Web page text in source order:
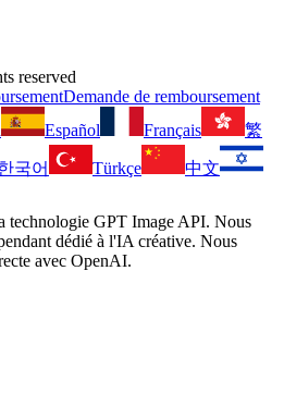
reserved
Demande de remboursement
Español Français 繁
국어 Türkçe
中文
technologie GPT Image API. Nous
dédié à l'IA créative. Nous
avec OpenAI.